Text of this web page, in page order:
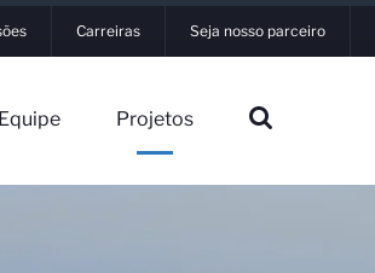
Carreiras Seja nosso parceiro
Equipe Projetos